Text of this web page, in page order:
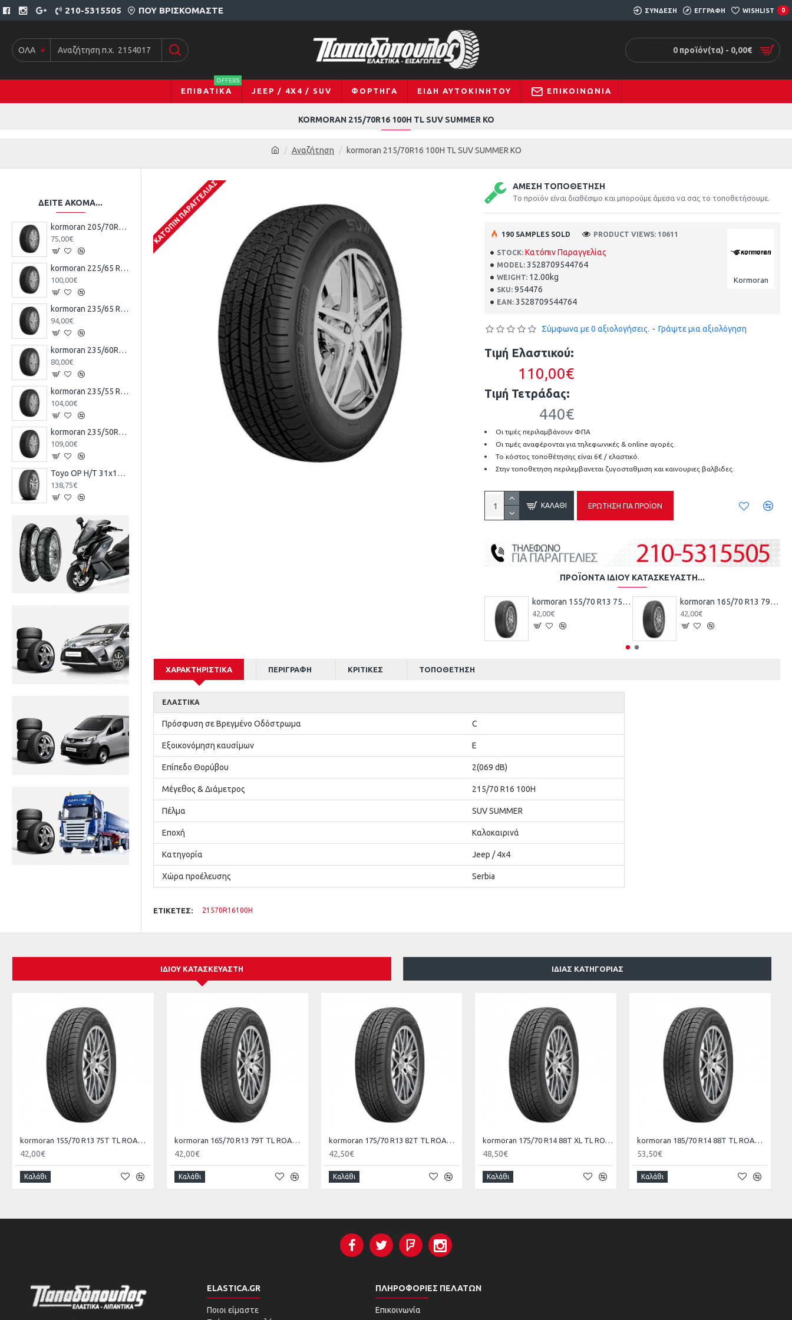
210-5315505 ΠΟΥ ΒΡΙΣΚΌΜΑΣΤΕ ΣΥΝΔΕΣΗ ΕΓΓΡΑΦΗ WISHLIST 0
ΟΛΑ 0 προϊόν(τα) - 0,00€
ΕΠΙΒΑΤΙΚΆ
OFFERS
JEEP / 4X4 / SUV ΦΟΡΤΗΓΆ ΕΊΔΗ ΑΥΤΟΚΙΝΉΤΟΥ ΕΠΙΚΟΙΝΩΝΊΑ
Αναζήτηση kormoran 215/70R16 100H TL SUV SUMMER KO
KORMORAN 215/70R16 100H TL SUV SUMMER KO
ΔΕΊΤΕ ΑΚΌΜΑ...
kormoran 205/70R15 96H TL SUV SUMMER KO
75,00€
kormoran 225/65 R17 106H EXTRA LOAD TL SUV SUMMER KO
100,00€
kormoran 235/65 R17 104V TL SUV SUMMER KO
94,00€
kormoran 235/60R17 102V TL SUV SUMMER KO
80,00€
kormoran 235/55 R17 103V EXTRA LOAD TL SUV SUMMER KO
104,00€
kormoran 235/50R18 97V TL SUV SUMMER KO
109,00€
Toyo ΟΡ Η/Τ 31x10.50 R 15 109S
138,75€
ΚΑΤΌΠΙΝ ΠΑΡΑΓΓΕΛΊΑΣ ΆΜΕΣΗ ΤΟΠΟΘΈΤΗΣΗ
Το προϊόν είναι διαθέσιμο και μπορούμε άμεσα να σας το τοποθετήσουμε.
STOCK: Κατόπιν Παραγγελίας
MODEL: 3528709544764
WEIGHT: 12.00kg
SKU: 954476
EAN: 3528709544764
Kormoran
190 SAMPLES SOLD PRODUCT VIEWS: 10611
Σύμφωνα με 0 αξιολογήσεις. - Γράψτε μια αξιολόγηση
Τιμή Ελαστικού:
110,00€
Τιμή Τετράδας:
440€
Οι τιμές περιλαμβάνουν ΦΠΑ
Οι τιμές αναφέρονται για τηλεφωνικές & online αγορές.
Το κόστος τοποθέτησης είναι 6€ / ελαστικό.
Στην τοποθετηση περιλεμβανεται ζυγοσταθμιση και καινουριες βαλβιδες.
ΚΑΛΆΘΙ ΕΡΏΤΗΣΗ ΓΙΑ ΠΡΟΪΌΝ
ΠΡΟΪΌΝΤΑ ΊΔΙΟΥ ΚΑΤΑΣΚΕΥΑΣΤΉ...
kormoran 155/70 R13 75T TL ROAD KO
42,00€
kormoran 165/70 R13 79T TL ROAD KO
42,00€
ΧΑΡΑΚΤΗΡΙΣΤΙΚΆ ΠΕΡΙΓΡΑΦΉ ΚΡΙΤΙΚΈΣ ΤΟΠΟΘΈΤΗΣΗ
ΕΛΑΣΤΙΚΆ
Πρόσφυση σε Βρεγμένο Οδόστρωμα C
Εξοικονόμηση καυσίμων E
Επίπεδο Θορύβου 2(069 dB)
Μέγεθος & Διάμετρος 215/70 R16 100H
Πέλμα SUV SUMMER
Εποχή Καλοκαιρινά
Κατηγορία Jeep / 4x4
Χώρα προέλευσης Serbia
ΕΤΙΚΈΤΕΣ: 21570R16100H
ΊΔΙΟΥ ΚΑΤΑΣΚΕΥΑΣΤΉ ΊΔΙΑΣ ΚΑΤΗΓΟΡΊΑΣ
kormoran 155/70 R13 75T TL ROAD KO
42,00€
Καλάθι
kormoran 165/70 R13 79T TL ROAD KO
42,00€
Καλάθι
kormoran 175/70 R13 82T TL ROAD KO
42,50€
Καλάθι
kormoran 175/70 R14 88T XL TL ROAD KO
48,50€
Καλάθι
kormoran 185/70 R14 88T TL ROAD KO
53,50€
Καλάθι
ELASTICA.GR
Ποιοι είμαστε
ΠΛΗΡΟΦΟΡΊΕΣ ΠΕΛΑΤΏΝ
Επικοινωνία